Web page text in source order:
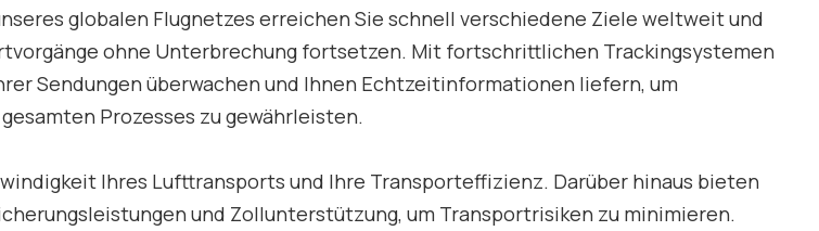
globalen Flugnetzes erreichen Sie schnell verschiedene Ziele weltweit und
ohne Unterbrechung fortsetzen. Mit fortschrittlichen Trackingsystemen
Sendungen überwachen und Ihnen Echtzeitinformationen liefern, um
Prozesses zu gewährleisten.
Ihres Lufttransports und Ihre Transporteffizienz. Darüber hinaus bieten
und Zollunterstützung, um Transportrisiken zu minimieren.